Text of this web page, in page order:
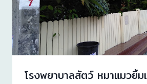
โรงพยาบาลสัตว์ หมาแมวยิ้